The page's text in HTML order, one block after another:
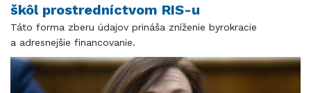
škôl prostredníctvom RIS-u
Táto forma zberu údajov prináša zníženie byrokracie
a adresnejšie financovanie.